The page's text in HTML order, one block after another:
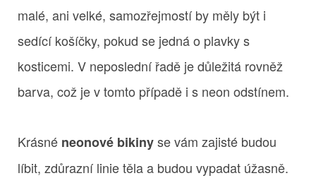
malé, ani velké, samozřejmostí by měly být i
sedící košíčky, pokud se jedná o plavky s
kosticemi. V neposlední řadě je důležitá rovněž
barva, což je v tomto případě i s neon odstínem.
Krásné neonové bikinyse vám zajisté budou
líbit, zdůrazní linie těla a budou vypadat úžasně.